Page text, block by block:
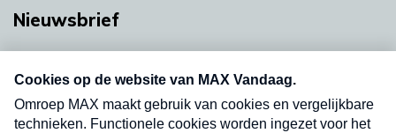
Nieuwsbrief
nieuwsbrief. Elke vrijdag- en dinsdagochtend in
uw mailbox.